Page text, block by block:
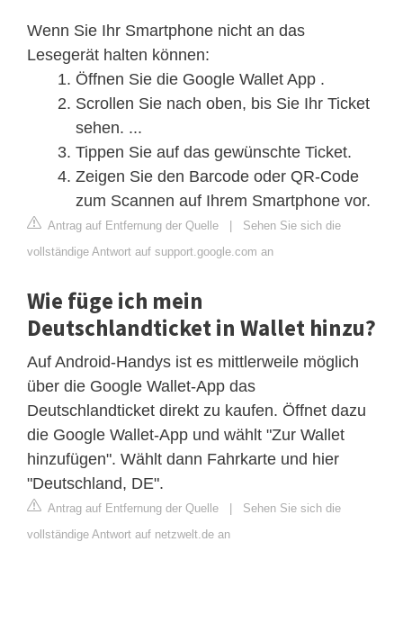
Wenn Sie Ihr Smartphone nicht an das
Lesegerät halten können:
Öffnen Sie die Google Wallet App .
Scrollen Sie nach oben, bis Sie Ihr Ticket
sehen. ...
Tippen Sie auf das gewünschte Ticket.
Zeigen Sie den Barcode oder QR-Code
zum Scannen auf Ihrem Smartphone vor.
Antrag auf Entfernung der Quelle | Sehen Sie sich die
vollständige Antwort auf support.google.com an
Wie füge ich mein
Deutschlandticket in Wallet hinzu?
Auf Android-Handys ist es mittlerweile möglich
über die Google Wallet-App das
Deutschlandticket direkt zu kaufen. Öffnet dazu
die Google Wallet-App und wählt "Zur Wallet
hinzufügen". Wählt dann Fahrkarte und hier
"Deutschland, DE".
Antrag auf Entfernung der Quelle | Sehen Sie sich die
vollständige Antwort auf netzwelt.de an